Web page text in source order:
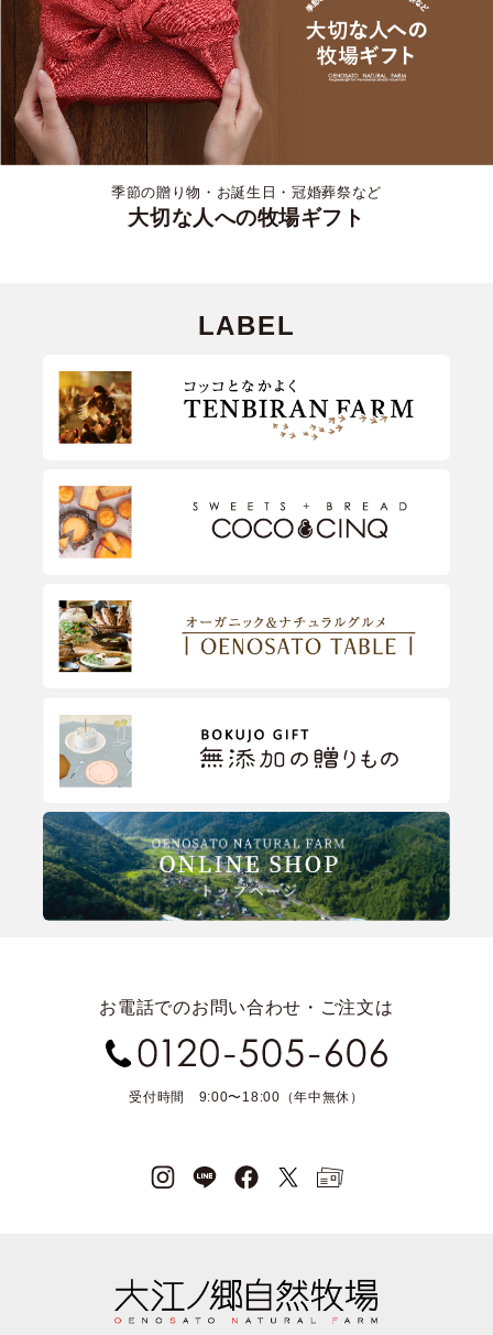
季節の贈り物・お誕生日・冠婚葬祭など
大切な人への牧場ギフト
LABEL
お電話でのお問い合わせ・ご注文は
受付時間 9:00〜18:00（年中無休）